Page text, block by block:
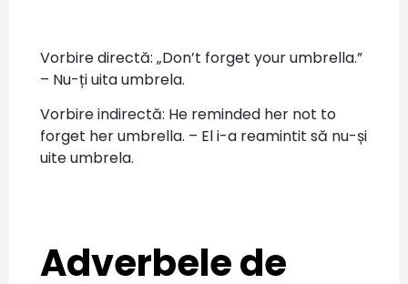
Vorbire directă: „Don’t forget your umbrella.”
– Nu-ți uita umbrela.
Vorbire indirectă: He reminded her not to
forget her umbrella. – El i-a reamintit să nu-și
uite umbrela.
Adverbele de